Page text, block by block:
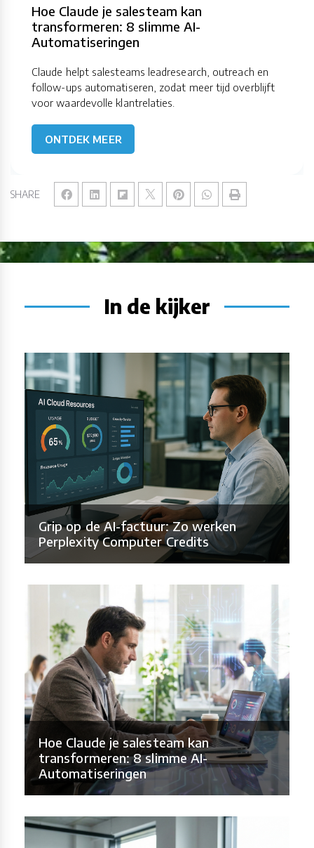
SHARE
Hoe Claude je salesteam kan
transformeren: 8 slimme AI-
Automatiseringen
Claude helpt salesteams leadresearch, outreach en
follow-ups automatiseren, zodat meer tijd overblijft
voor waardevolle klantrelaties.
ONTDEK MEER
In de kijker
Grip op de AI-factuur: Zo werken
Perplexity Computer Credits
Hoe Claude je salesteam kan
transformeren: 8 slimme AI-
Automatiseringen